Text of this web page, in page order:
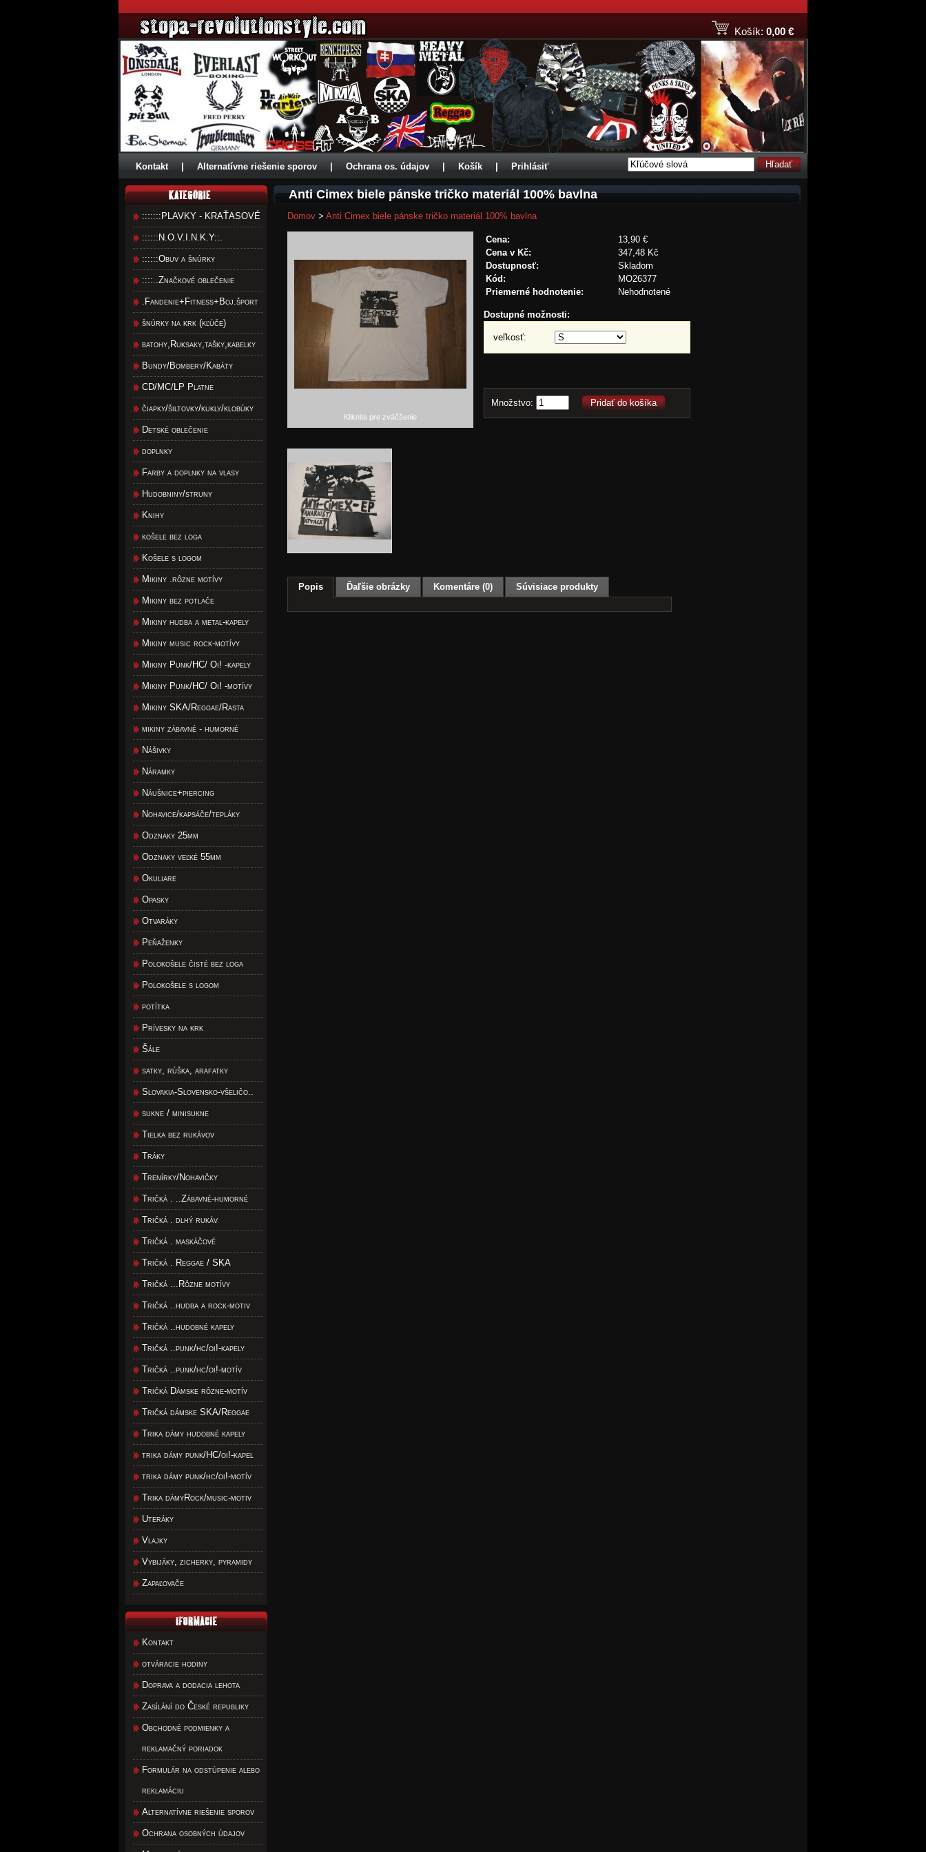
Košík: 0,00 €
Kontakt Alternatívne riešenie sporov Ochrana os. údajov Košík Prihlásiť Hľadať
:::::::PLAVKY - KRAŤASOVÉ
::::::N.O.V.I.N.K.Y::.
::::::Obuv a šnúrky
::::..Značkové oblečenie
.Fandenie+Fitness+Boj.šport
šnúrky na krk (kľúče)
batohy,Ruksaky,tašky,kabelky
Bundy/Bombery/Kabáty
CD/MC/LP Platne
čiapky/šiltovky/kukly/klobúky
Detské oblečenie
doplnky
Farby a doplnky na vlasy
Hudobniny/struny
Knihy
košele bez loga
Košele s logom
Mikiny .rôzne motívy
Mikiny bez potlače
Mikiny hudba a metal-kapely
Mikiny music rock-motívy
Mikiny Punk/HC/ Oi! -kapely
Mikiny Punk/HC/ Oi! -motívy
Mikiny SKA/Reggae/Rasta
mikiny zábavné - humorné
Nášivky
Náramky
Náušnice+piercing
Nohavice/kapsáče/tepláky
Odznaky 25mm
Odznaky veľké 55mm
Okuliare
Opasky
Otvaráky
Peňaženky
Polokošele čisté bez loga
Polokošele s logom
potítka
Prívesky na krk
Šále
satky, rúška, arafatky
Slovakia-Slovensko-všeličo..
sukne / minisukne
Tielka bez rukávov
Tráky
Trenírky/Nohavičky
Tričká . ..Zábavné-humorné
Tričká . dlhý rukáv
Tričká . maskáčové
Tričká . Reggae / SKA
Tričká ...Rôzne motívy
Tričká ..hudba a rock-motiv
Tričká ..hudobné kapely
Tričká ..punk/hc/oi!-kapely
Tričká ..punk/hc/oi!-motív
Tričká Dámske rôzne-motív
Tričká dámske SKA/Reggae
Trika dámy hudobné kapely
trika dámy punk/HC/oi!-kapel
trika dámy punk/hc/oi!-motív
Trika dámyRock/music-motiv
Uteráky
Vlajky
Vybijáky, zicherky, pyramidy
Zapaľovače
Kontakt
otváracie hodiny
Doprava a dodacia lehota
Zasílání do České republiky
Obchodné podmienky a
reklamačný poriadok
Formulár na odstúpenie alebo
reklamáciu
Alternatívne riešenie sporov
Ochrana osobných údajov
Anti Cimex biele pánske tričko materiál 100% bavlna
Domov > Anti Cimex biele pánske tričko materiál 100% bavlna
Kliknite pre zväčšenie
Cena:
13,90 €
Cena v Kč:
347,48 Kč
Dostupnosť:
Skladom
Kód:
MO26377
Priemerné hodnotenie:
Nehodnotené
Dostupné možnosti:
veľkosť:
Množstvo: Pridať do košíka
Popis Ďaľšie obrázky Komentáre (0) Súvisiace produkty